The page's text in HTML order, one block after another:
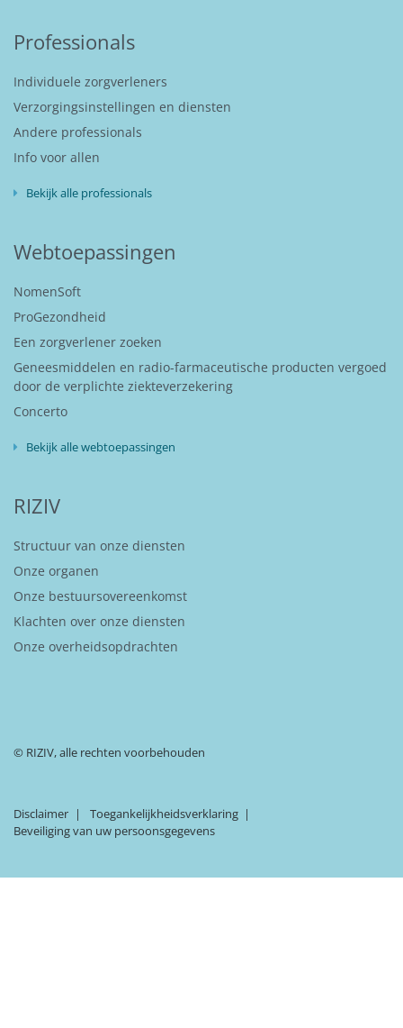
Professionals
Individuele zorgverleners
Verzorgingsinstellingen en diensten
Andere professionals
Info voor allen
Bekijk alle professionals
Webtoepassingen
NomenSoft
ProGezondheid
Een zorgverlener zoeken
Geneesmiddelen en radio-farmaceutische producten vergoed
door de verplichte ziekteverzekering
Concerto
Bekijk alle webtoepassingen
RIZIV
Structuur van onze diensten
Onze organen
Onze bestuursovereenkomst
Klachten over onze diensten
Onze overheidsopdrachten
© RIZIV, alle rechten voorbehouden
Disclaimer
Toegankelijkheidsverklaring
Beveiliging van uw persoonsgegevens